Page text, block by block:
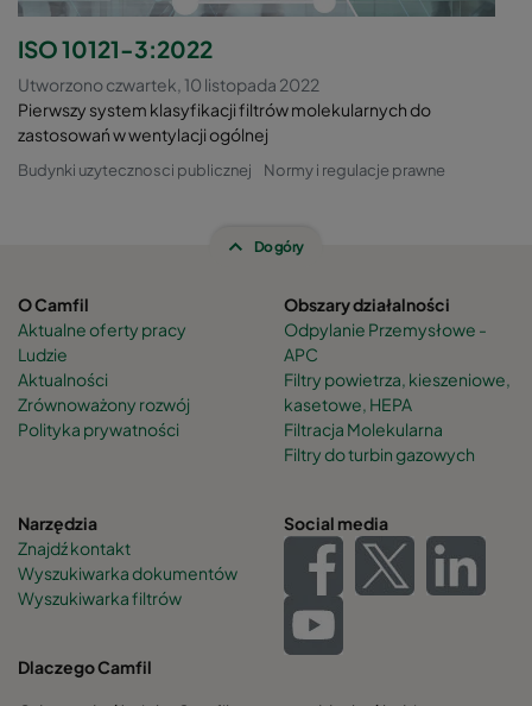
ISO 10121-3:2022
Utworzono czwartek, 10 listopada 2022
Pierwszy system klasyfikacji filtrów molekularnych do
zastosowań w wentylacji ogólnej
Budynki uzytecznosci publicznej Normy i regulacje prawne
Do góry
O Camfil
Aktualne oferty pracy
Ludzie
Aktualności
Zrównoważony rozwój
Polityka prywatności
Obszary działalności
Odpylanie Przemysłowe -
APC
Filtry powietrza, kieszeniowe,
kasetowe, HEPA
Filtracja Molekularna
Filtry do turbin gazowych
Narzędzia
Znajdź kontakt
Wyszukiwarka dokumentów
Wyszukiwarka filtrów
Social media
Dlaczego Camfil